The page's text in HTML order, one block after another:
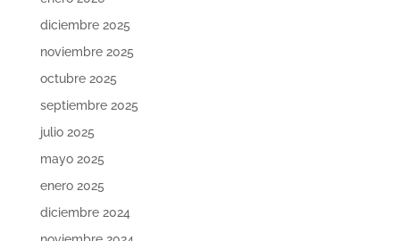
diciembre 2025
noviembre 2025
octubre 2025
septiembre 2025
julio 2025
mayo 2025
enero 2025
diciembre 2024